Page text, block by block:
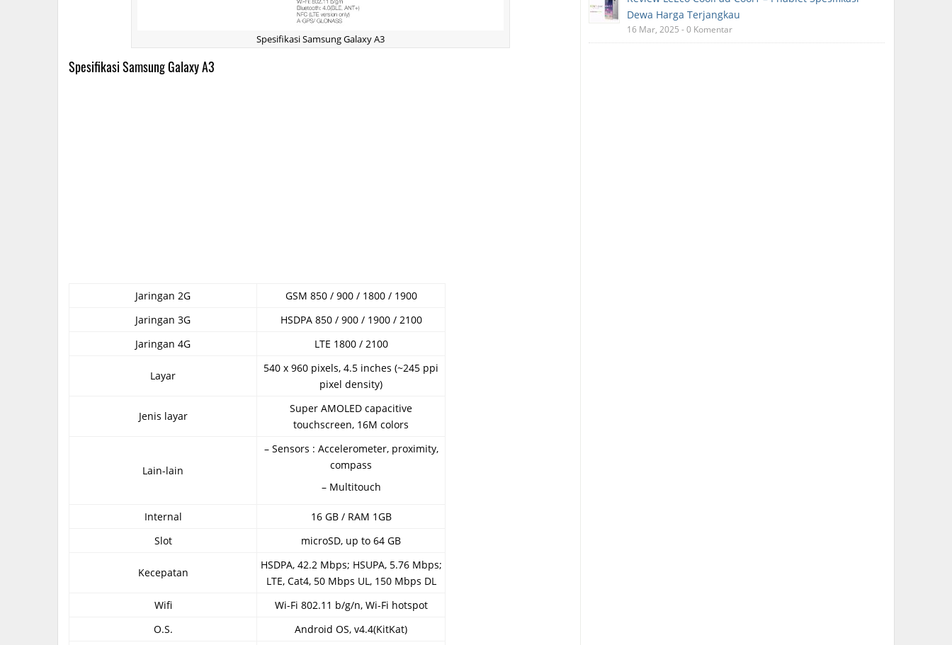
Spesifikasi Samsung Galaxy A3
Spesifikasi Samsung Galaxy A3
Jaringan 2G
GSM 850 / 900 / 1800 / 1900
Jaringan 3G
HSDPA 850 / 900 / 1900 / 2100
Jaringan 4G
LTE 1800 / 2100
Layar
540 x 960 pixels, 4.5 inches (~245 ppi
pixel density)
Jenis layar
Super AMOLED capacitive
touchscreen, 16M colors
Lain-lain
– Sensors : Accelerometer, proximity,
compass
– Multitouch
Internal
16 GB / RAM 1GB
Slot
microSD, up to 64 GB
Kecepatan
HSDPA, 42.2 Mbps; HSUPA, 5.76 Mbps;
LTE, Cat4, 50 Mbps UL, 150 Mbps DL
Wifi
Wi-Fi 802.11 b/g/n, Wi-Fi hotspot
O.S.
Android OS, v4.4(KitKat)
Dewa Harga Terjangkau
16 Mar, 2025 - 0 Komentar